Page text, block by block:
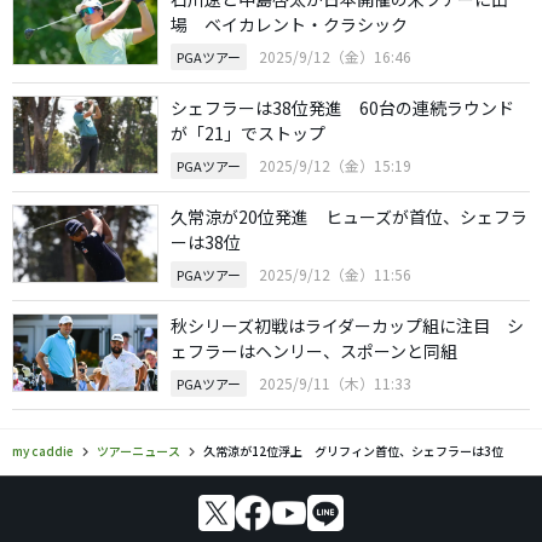
場 ベイカレント・クラシック
PGAツアー 2025/9/12（金）16:46
シェフラーは38位発進 60台の連続ラウンド
が「21」でストップ
PGAツアー 2025/9/12（金）15:19
久常涼が20位発進 ヒューズが首位、シェフラ
ーは38位
PGAツアー 2025/9/12（金）11:56
秋シリーズ初戦はライダーカップ組に注目 シ
ェフラーはヘンリー、スポーンと同組
PGAツアー 2025/9/11（木）11:33
my caddie ツアーニュース 久常涼が12位浮上 グリフィン首位、シェフラーは3位